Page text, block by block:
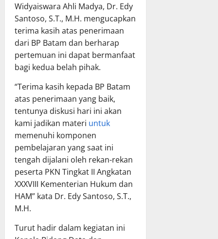
Widyaiswara Ahli Madya, Dr. Edy
Santoso, S.T., M.H. mengucapkan
terima kasih atas penerimaan
dari BP Batam dan berharap
pertemuan ini dapat bermanfaat
bagi kedua belah pihak.
“Terima kasih kepada BP Batam
atas penerimaan yang baik,
tentunya diskusi hari ini akan
kami jadikan materi untuk
memenuhi komponen
pembelajaran yang saat ini
tengah dijalani oleh rekan-rekan
peserta PKN Tingkat II Angkatan
XXXVIII Kementerian Hukum dan
HAM” kata Dr. Edy Santoso, S.T.,
M.H.
Turut hadir dalam kegiatan ini